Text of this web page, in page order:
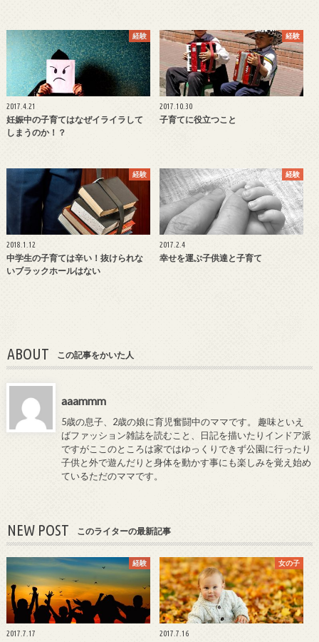
経験
2017.4.21
妊娠中の子育てはなぜイライラして
しまうのか！？
経験
2017.10.30
子育てに役立つこと
経験
2018.1.12
中学生の子育ては辛い！抜けられな
いブラックホールはない
経験
2017.2.4
幸せを運ぶ子供達と子育て
ABOUT この記事をかいた人
aaammm
5歳の息子、2歳の娘に育児奮闘中のママです。 趣味といえ
ばファッション雑誌を読むこと、日記を描いたりインドア派
ですがここのところは家ではゆっくりできず公園に行ったり
子供と外で遊んだりと身体を動かす事にも楽しみを覚え始め
ているただのママです。
NEW POST このライターの最新記事
経験
2017.7.17
女の子
2017.7.16